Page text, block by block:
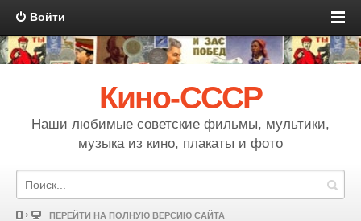
Войти
Кино-СССР
Наши любимые советские фильмы, мультики,
музыка из кино, плакаты и фото
ПЕРЕЙТИ НА ПОЛНУЮ ВЕРСИЮ САЙТА